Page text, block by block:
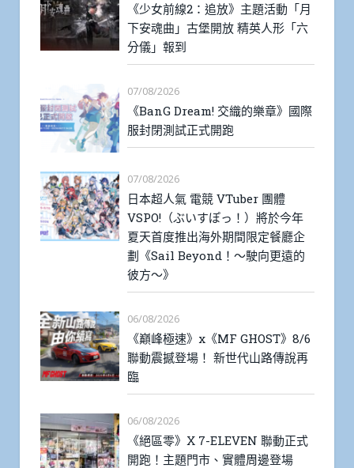
《少女前線2：追放》主題活動「月
下安魂曲」古堡開放 精英人形「六
分儀」報到
07/08/2026
《BanG Dream! 交織的樂章》國際
服封閉測試正式開跑
07/08/2026
日本超人氣 電競 VTuber 團體
VSPO!（ぶいすぽっ！）將於今年
夏天首度推出海外期間限定餐廳企
劃《Sail Beyond！～駛向更遠的
彼方～》
06/08/2026
《巔峰極速》x《MF GHOST》8/6
聯動震撼登場！ 新世代山路傳說再
臨
06/08/2026
《絕區零》X 7-ELEVEN 聯動正式
開跑！主題門市、實體周邊登場